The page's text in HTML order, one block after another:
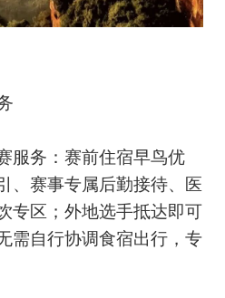
服务：赛前住宿早鸟优
、赛事专属后勤接待、医
专区；外地选手抵达即可
需自行协调食宿出行，专